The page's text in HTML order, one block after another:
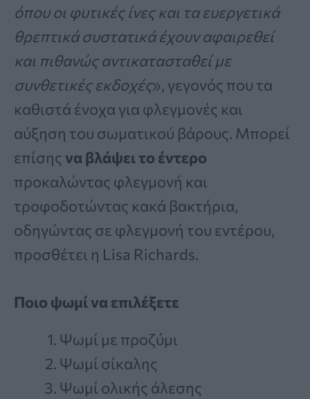
όπου οι φυτικές ίνες και τα ευεργετικά
θρεπτικά συστατικά έχουν αφαιρεθεί
και πιθανώς αντικατασταθεί με
συνθετικές εκδοχές», γεγονός που τα
καθιστά ένοχα για φλεγμονές και
αύξηση του σωματικού βάρους. Μπορεί
επίσηςνα βλάψει το έντερο
προκαλώντας φλεγμονή και
τροφοδοτώντας κακά βακτήρια,
οδηγώντας σε φλεγμονή του εντέρου,
προσθέτει η Lisa Richards.
Ποιο ψωμί να επιλέξετε
Ψωμί με προζύμι
Ψωμί σίκαλης
Ψωμί ολικής άλεσης